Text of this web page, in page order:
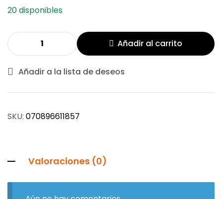
20 disponibles
Añadir al carrito
Añadir a la lista de deseos
SKU: 070896611857
Valoraciones (0)